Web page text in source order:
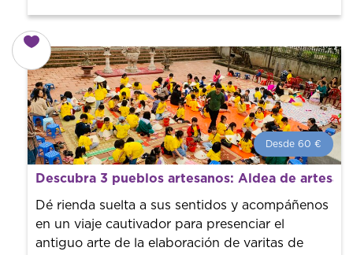
Desde 60 €
Desde 60 € por persona.
¡Reserva con nosotros! Colaboramos con los mejores
guías de la ciudad para tener el mejor precio y servicio.
Descubra 3 pueblos artesanos: Aldea de
Dé rienda suelta a sus sentidos y acompáñenos
en un viaje cautivador para presenciar el
antiguo arte de la elaboración de varitas de